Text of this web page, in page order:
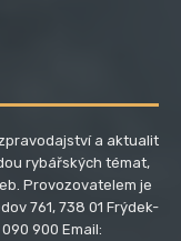
a aktualit
rybářských témat,
Provozovatelem je
761, 738 01 Frýdek-
900 Email: